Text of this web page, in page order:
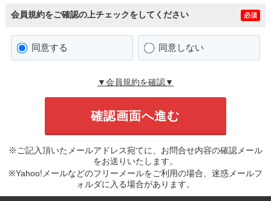
会員規約をご確認の上チェックをしてください 必須
同意する 同意しない
▼会員規約を確認▼
※ご記入頂いたメールアドレス宛てに、お問合せ内容の確認メール
をお送りいたします。
※Yahoo!メールなどのフリーメールをご利用の場合、迷惑メールフ
ォルダに入る場合があります。